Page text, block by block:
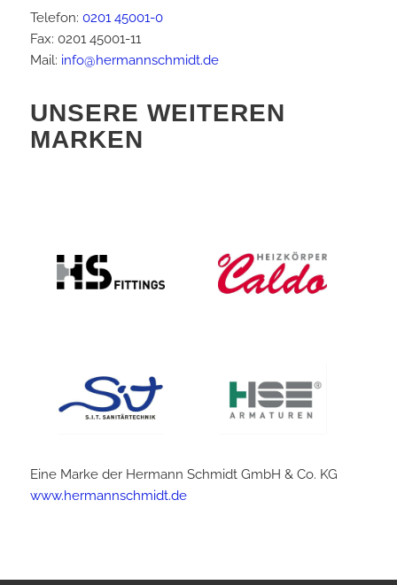
Telefon: 0201 45001-0
Fax: 0201 45001-11
Mail: info@hermannschmidt.de
UNSERE WEITEREN
MARKEN
Eine Marke der Hermann Schmidt GmbH & Co. KG
www.hermannschmidt.de